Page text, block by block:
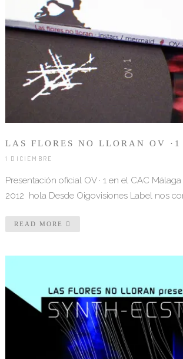
LAS FLORES NO LLORAN OV ·1
1 DICIEMBRE
Presentación oficial OV · 1 en el CAC
2012 hola Desde Oigovisiones Label nos
READ MORE